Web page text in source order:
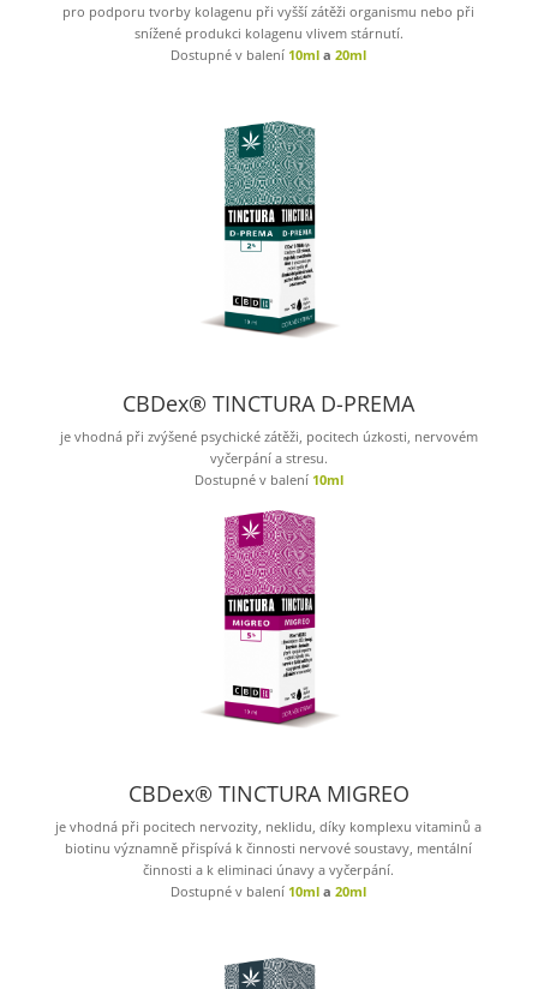
pro podporu tvorby kolagenu při vyšší zátěži organismu nebo při
snížené produkci kolagenu vlivem stárnutí.
Dostupné v balení 10ml a20ml
CBDex® TINCTURA D-PREMA
je vhodná při zvýšené psychické zátěži, pocitech úzkosti, nervovém
vyčerpání a stresu.
Dostupné v balení 10ml
CBDex® TINCTURA MIGREO
je vhodná při pocitech nervozity, neklidu, díky komplexu vitaminů a
biotinu významně přispívá k činnosti nervové soustavy, mentální
činnosti a k eliminaci únavy a vyčerpání.
Dostupné v balení 10mla20ml